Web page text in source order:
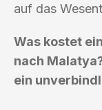
auf das
Was kostet
nach
ein